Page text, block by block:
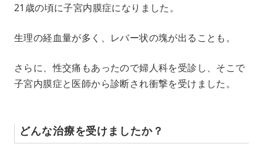
21歳の頃に子宮内膜症になりました。
生理の経血量が多く、レバー状の塊が出ることも。
さらに、性交痛もあったので婦人科を受診し、そこで
子宮内膜症と医師から診断され衝撃を受けました。
どんな治療を受けましたか？